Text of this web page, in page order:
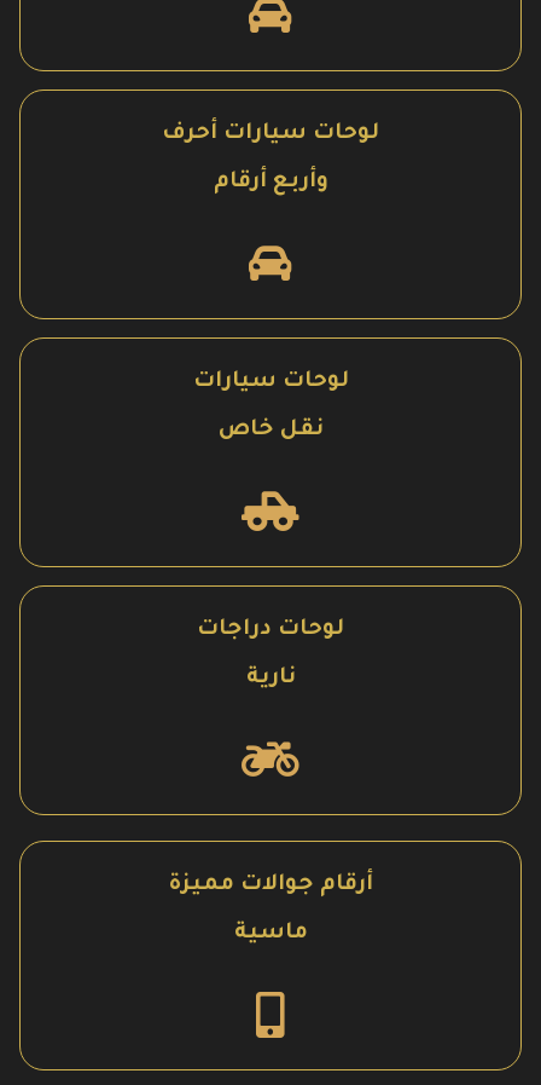
لوحات سيارات أحرف
وأربع أرقام
لوحات سيارات
نقل خاص
لوحات دراجات
نارية
أرقام جوالات مميزة
ماسية